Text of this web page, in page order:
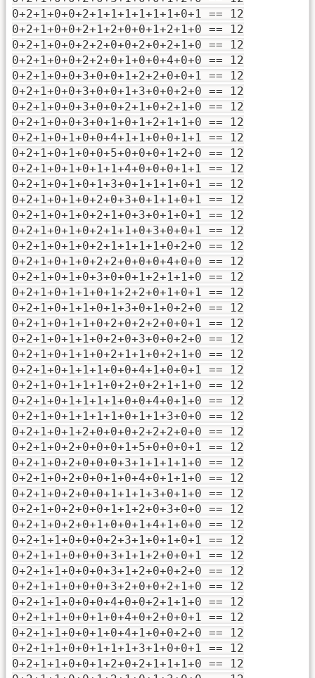
0+2+1+0+0+2+1+1+1+1+1+1+0+1 == 12
0+2+1+0+0+2+1+2+0+0+1+2+1+0 == 12
0+2+1+0+0+2+2+0+0+2+0+2+1+0 == 12
0+2+1+0+0+2+2+0+1+0+0+4+0+0 == 12
0+2+1+0+0+3+0+0+1+2+2+0+0+1 == 12
0+2+1+0+0+3+0+0+1+3+0+0+2+0 == 12
0+2+1+0+0+3+0+0+2+1+0+2+1+0 == 12
0+2+1+0+0+3+0+1+0+1+2+1+1+0 == 12
0+2+1+0+1+0+0+4+1+1+0+0+1+1 == 12
0+2+1+0+1+0+0+5+0+0+0+1+2+0 == 12
0+2+1+0+1+0+1+1+4+0+0+0+1+1 == 12
0+2+1+0+1+0+1+3+0+1+1+1+0+1 == 12
0+2+1+0+1+0+2+0+3+0+1+1+0+1 == 12
0+2+1+0+1+0+2+1+0+3+0+1+0+1 == 12
0+2+1+0+1+0+2+1+1+0+3+0+0+1 == 12
0+2+1+0+1+0+2+1+1+1+1+0+2+0 == 12
0+2+1+0+1+0+2+2+0+0+0+4+0+0 == 12
0+2+1+0+1+0+3+0+0+1+2+1+1+0 == 12
0+2+1+0+1+1+0+1+2+2+0+1+0+1 == 12
0+2+1+0+1+1+0+1+3+0+1+0+2+0 == 12
0+2+1+0+1+1+0+2+0+2+2+0+0+1 == 12
0+2+1+0+1+1+0+2+0+3+0+0+2+0 == 12
0+2+1+0+1+1+0+2+1+1+0+2+1+0 == 12
0+2+1+0+1+1+1+0+0+4+1+0+0+1 == 12
0+2+1+0+1+1+1+0+2+0+2+1+1+0 == 12
0+2+1+0+1+1+1+1+0+0+4+0+1+0 == 12
0+2+1+0+1+1+1+1+0+1+1+3+0+0 == 12
0+2+1+0+1+2+0+0+0+2+2+2+0+0 == 12
0+2+1+0+2+0+0+0+1+5+0+0+0+1 == 12
0+2+1+0+2+0+0+0+3+1+1+1+1+0 == 12
0+2+1+0+2+0+0+1+0+4+0+1+1+0 == 12
0+2+1+0+2+0+0+1+1+1+3+0+1+0 == 12
0+2+1+0+2+0+0+1+1+2+0+3+0+0 == 12
0+2+1+0+2+0+1+0+0+1+4+1+0+0 == 12
0+2+1+1+0+0+0+2+3+1+0+1+0+1 == 12
0+2+1+1+0+0+0+3+1+1+2+0+0+1 == 12
0+2+1+1+0+0+0+3+1+2+0+0+2+0 == 12
0+2+1+1+0+0+0+3+2+0+0+2+1+0 == 12
0+2+1+1+0+0+0+4+0+0+2+1+1+0 == 12
0+2+1+1+0+0+1+0+4+0+2+0+0+1 == 12
0+2+1+1+0+0+1+0+4+1+0+0+2+0 == 12
0+2+1+1+0+0+1+1+1+3+1+0+0+1 == 12
0+2+1+1+0+0+1+2+0+2+1+1+1+0 == 12